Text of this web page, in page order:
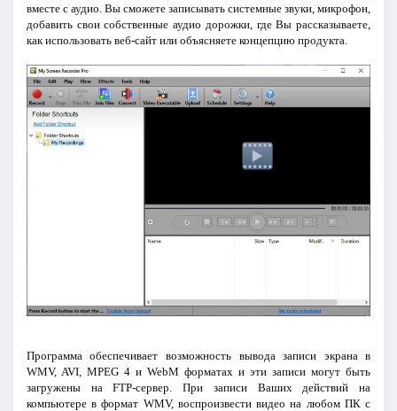
вместе с аудио. Вы сможете записывать системные звуки, микрофон,
добавить свои собственные аудио дорожки, где Вы рассказываете,
как использовать веб-сайт или объясняете концепцию продукта.
Программа обеспечивает возможность вывода записи экрана в
WMV, AVI, MPEG 4 и WebM форматах и эти записи могут быть
загружены на FTP-сервер. При записи Ваших действий на
компьютере в формат WMV, воспроизвести видео на любом ПК с